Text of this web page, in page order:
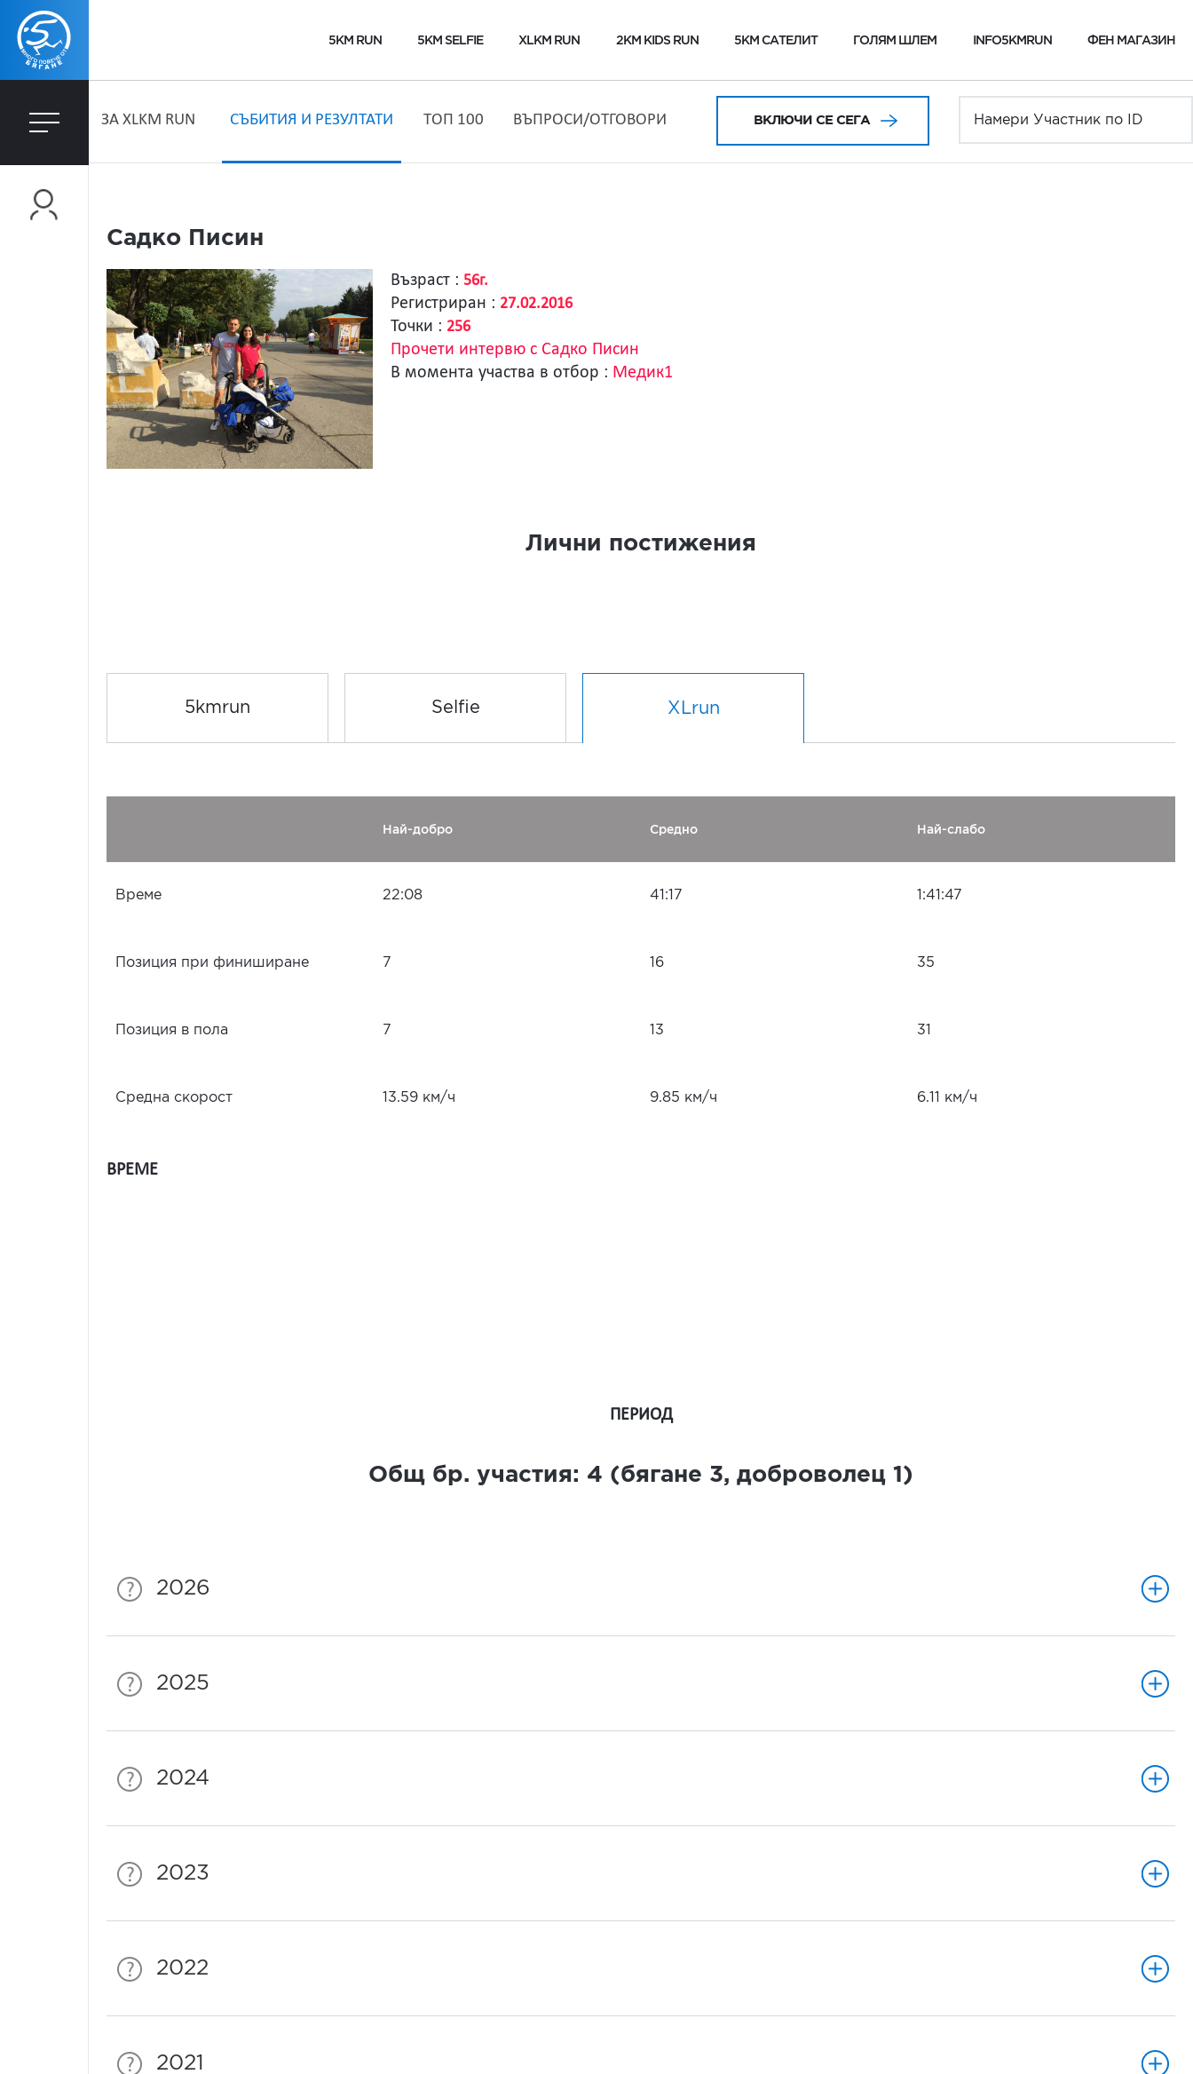
5KM RUN 5KM SELFIE XLKM RUN 2KM KIDS RUN 5KM САТЕЛИТ ГОЛЯМ ШЛЕМ INFO5KMRUN ФЕН МАГАЗИН
ЗA XLKM RUN СЪБИТИЯ И РЕЗУЛТАТИ ТОП 100 ВЪПРОСИ/ОТГОВОРИ ВКЛЮЧИ СЕ СЕГА
Садко Писин
Възраст : 56г.
Регистриран : 27.02.2016
Точки : 256
Прочети интервю с Садко Писин
В момента участва в отбор : Медик1
Лични постижения
5kmrun Selfie XLrun
Най-добро Средно Най-слабо
Време 22:08 41:17 1:41:47
Позиция при финиширане 7 16 35
Позиция в пола 7 13 31
Средна скорост 13.59 км/ч 9.85 км/ч 6.11 км/ч
ВРЕМЕ
ПЕРИОД
Общ бр. участия: 4 (бягане 3, доброволец 1 )
2026
2025
2024
2023
2022
2021